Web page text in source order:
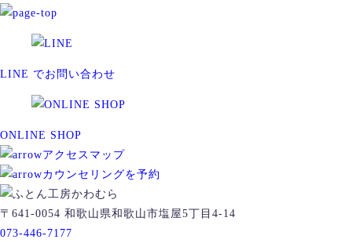
LINE でお問い合わせ
ONLINE SHOP
アクセスマップ
カウンセリングを予約
〒641-0054 和歌山県和歌山市塩屋5丁目4-14
073-446-7177